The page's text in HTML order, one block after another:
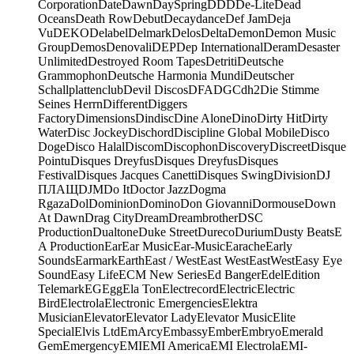
CorporationDateDawnDaySpringDDDDe-LiteDead
OceansDeath RowDebutDecaydanceDef JamDeja
VuDEKODelabelDelmarkDelosDeltaDemonDemon Music
GroupDemosDenovaliDEPDep InternationalDeramDesaster
UnlimitedDestroyed Room TapesDetritiDeutsche
GrammophonDeutsche Harmonia MundiDeutscher
SchallplattenclubDevil DiscosDFADGCdh2Die Stimme
Seines HerrnDifferentDiggers
FactoryDimensionsDindiscDine AloneDinoDirty HitDirty
WaterDisc JockeyDischordDiscipline Global MobileDisco
DogeDisco HalalDiscomDiscophonDiscoveryDiscreetDisque
PointuDisques DreyfusDisques DreyfusDisques
FestivalDisques Jacques CanettiDisques SwingDivisionDJ
ПЛАЩDJMDo ItDoctor JazzDogma
RgazaDolDominionDominoDon GiovanniDormouseDown
At DawnDrag CityDreamDreambrotherDSC
ProductionDualtoneDuke StreetDurecoDuriumDusty BeatsE
A ProductionEarEar MusicEar-MusicEaracheEarly
SoundsEarmarkEarthEast / WestEast WestEastWestEasy Eye
SoundEasy LifeECM New SeriesEd BangerEdelEdition
TelemarkEGEggEla TonElectrecordElectricElectric
BirdElectrolaElectronic EmergenciesElektra
MusicianElevatorElevator LadyElevator MusicElite
SpecialElvis LtdEmArcyEmbassyEmberEmbryoEmerald
GemEmergencyEMIEMI AmericaEMI ElectrolaEMI-